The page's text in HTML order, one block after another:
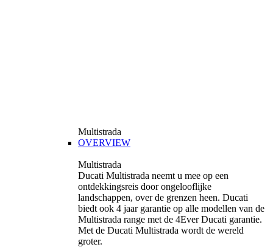
Multistrada
OVERVIEW
Multistrada
Ducati Multistrada neemt u mee op een
ontdekkingsreis door ongelooflijke
landschappen, over de grenzen heen. Ducati
biedt ook 4 jaar garantie op alle modellen van de
Multistrada range met de 4Ever Ducati garantie.
Met de Ducati Multistrada wordt de wereld
groter.